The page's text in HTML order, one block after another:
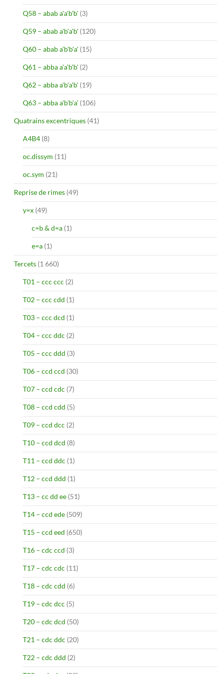
Q58 – abab a'a'b'b' (3)
Q59 – abab a'b'a'b' (120)
Q60 – abab a'b'b'a' (15)
Q61 – abba a'a'b'b' (2)
Q62 – abba a'b'a'b' (19)
Q63 – abba a'b'b'a' (106)
Quatrains excentriques (41)
A4B4 (8)
oc.dissym (11)
oc.sym (21)
Reprise de rimes (49)
y=x (49)
c=b & d=a (1)
e=a (1)
Tercets (1 660)
T01 – ccc ccc (2)
T02 – ccc cdd (1)
T03 – ccc dcd (1)
T04 – ccc ddc (2)
T05 – ccc ddd (3)
T06 – ccd ccd (30)
T07 – ccd cdc (7)
T08 – ccd cdd (5)
T09 – ccd dcc (2)
T10 – ccd dcd (8)
T11 – ccd ddc (1)
T12 – ccd ddd (1)
T13 – cc dd ee (51)
T14 – ccd ede (509)
T15 – ccd eed (650)
T16 – cdc ccd (3)
T17 – cdc cdc (11)
T18 – cdc cdd (6)
T19 – cdc dcc (5)
T20 – cdc dcd (50)
T21 – cdc ddc (20)
T22 – cdc ddd (2)